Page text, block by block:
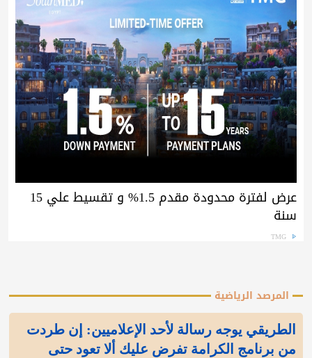
عرض لفترة محدودة مقدم 1.5% و تقسيط علي 15
سنة
TMG
المرصد الرياضية
الطريقي يوجه رسالة لأحد الإعلاميين: إن طردت
من برنامج الكرامة تفرض عليك ألا تعود حتى